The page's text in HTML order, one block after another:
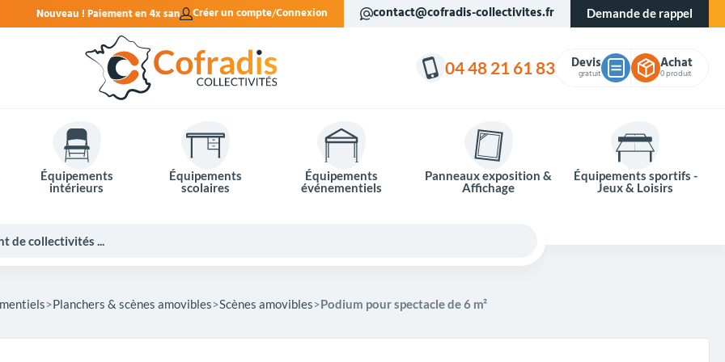
en 4x sans frais. Créer un compte Connexion contact@cofradis-collectivites.fr Demande de rappel
04 48 21 61 83 Devis
gratuit
Achat
0 produit
Équipements
intérieurs
Équipements
scolaires
Équipements
événementiels
Panneaux exposition &
Affichage
Équipements sportifs -
Jeux & Loisirs
Planchers & scènes amovibles Scènes amovibles Podium pour spectacle de 6 m²